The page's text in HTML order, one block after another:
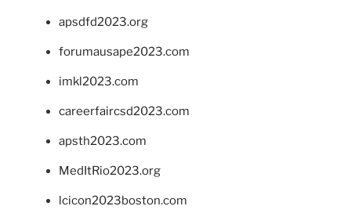
apsdfd2023.org
forumausape2023.com
imkl2023.com
careerfaircsd2023.com
apsth2023.com
MedItRio2023.org
lcicon2023boston.com